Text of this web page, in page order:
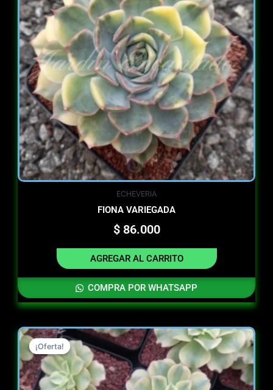
ECHEVERIA
FIONA VARIEGADA
$86.000
AGREGAR AL CARRITO
COMPRA POR WHATSAPP
¡Oferta!
¡Oferta!
Original
price
was:
$ 13.000.
Current
price
is:
$ 7.000.